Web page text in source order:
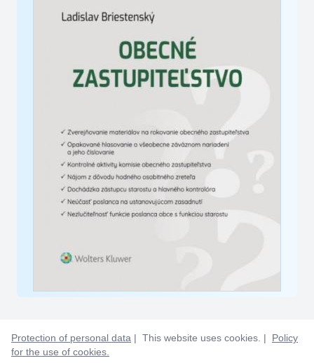
Protection of personal data | This website uses cookies. | Policy
for the use of cookies.